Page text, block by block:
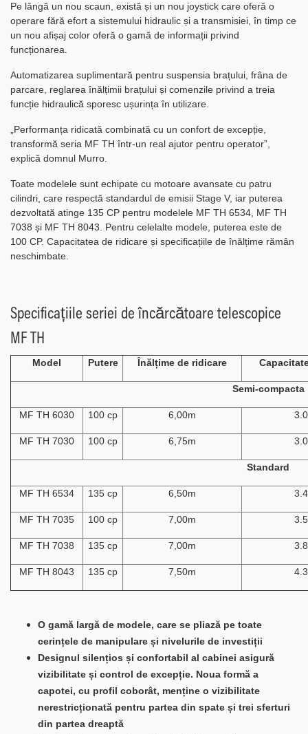
Pe lângă un nou scaun, există și un nou joystick care oferă o
operare fără efort a sistemului hidraulic și a transmisiei, în timp ce
un nou afișaj color oferă o gamă de informații privind
funcționarea.
Automatizarea suplimentară pentru suspensia brațului, frâna de
parcare, reglarea înălțimii brațului și comenzile privind a treia
funcție hidraulică sporesc ușurința în utilizare.
„Performanța ridicată combinată cu un confort de excepție,
transformă seria MF TH într-un real ajutor pentru operator”,
explică domnul Murro.
Toate modelele sunt echipate cu motoare avansate cu patru
cilindri, care respectă standardul de emisii Stage V, iar puterea
dezvoltată atinge 135 CP pentru modelele MF TH 6534, MF TH
7038 și MF TH 8043. Pentru celelalte modele, puterea este de
100 CP. Capacitatea de ridicare și specificațiile de înălțime rămân
neschimbate.
Specificațiile seriei de încărcătoare telescopice
MF TH
Model Putere Înălțime de ridicare
Semi-compacta
MF TH 6030 100 cp 6,00m
MF TH 7030 100 cp 6,75m
Standard
MF TH 6534 135 cp 6,50m
MF TH 7035 100 cp 7,00m
MF TH 7038 135 cp 7,00m
MF TH 8043 135 cp 7,50m
O gamă largă de modele, care se pliază pe toate
cerințele de manipulare și nivelurile de investiții
Designul silențios și confortabil al cabinei asigură
vizibilitate și control de excepție. Noua formă a
capotei, cu profil coborât, menține o vizibilitate
nerestricționată pentru partea din spate și trei sferturi
din partea dreaptă